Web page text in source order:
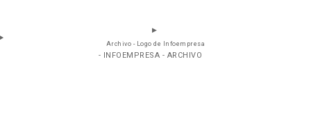
Archivo - Logo de Infoempresa
- INFOEMPRESA - ARCHIVO